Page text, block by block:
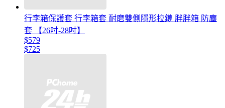
行李箱保護套 行李箱套 耐磨雙側隱形拉鏈 胖胖箱 防塵
套 【26吋-28吋】
$579
$725